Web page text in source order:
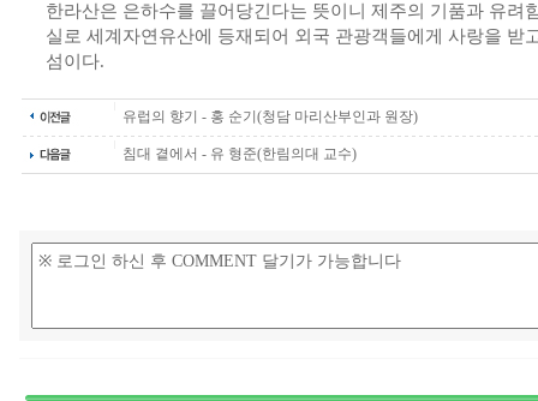
한라산은 은하수를 끌어당긴다는 뜻이니 제주의 기품과 유려
실로 세계자연유산에 등재되어 외국 관광객들에게 사랑을 받
섬이다.
유럽의 향기 - 홍 순기(청담 마리산부인과 원장)
침대 곁에서 - 유 형준(한림의대 교수)